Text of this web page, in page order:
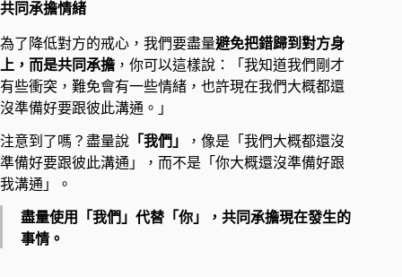
共同承擔情緒
為了降低對方的戒心，我們要盡量避免把錯歸到對方身
上，而是共同承擔 ，你可以這樣說：「我知道我們剛才
有些衝突，難免會有一些情緒，也許現在我們大概都還
沒準備好要跟彼此溝通。」
注意到了嗎？盡量說 「我們」
，像是「我們大概都還沒
準備好要跟彼此溝通」，而不是「你大概還沒準備好跟
我溝通」。
盡量使用「我們」代替「你」，共同承擔現在發生的
事情。